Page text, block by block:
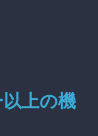
上の機